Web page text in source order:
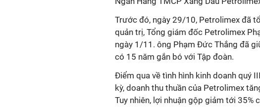
Trước đó, ngày 29/10, Petrolimex đã
quản trị, Tổng giám đốc Petrolimex
ngày 1/11. ông Phạm Đức Thắng đã
có 15 năm gắn bó với Tập đoàn.
Điểm qua về tình hình kinh doanh quý
kỳ, doanh thu thuần của Petrolimex
Tuy nhiên, lợi nhuận gộp giảm tới 35%